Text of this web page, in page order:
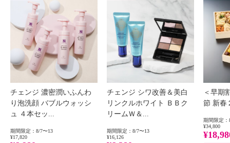
チェンジ 濃密潤いふんわ
り泡洗顔 バブルウォッシ
ュ ４本セッ...
期間限定：8/7〜13
¥17,820
チェンジ シワ改善＆美白
リンクルホワイト ＢＢク
リームＷ＆...
期間限定：8/7〜13
¥16,126
＜早期
節 新春
期間限定：
¥34,800